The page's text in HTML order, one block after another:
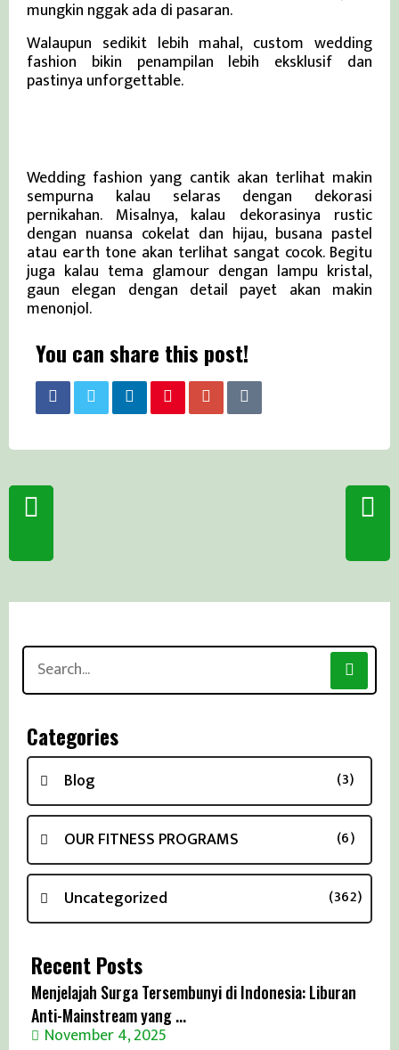
mungkin nggak ada di pasaran.
Walaupun sedikit lebih mahal, custom wedding
fashion bikin penampilan lebih eksklusif dan
pastinya unforgettable.
Wedding fashion yang cantik akan terlihat makin
sempurna kalau selaras dengan dekorasi
pernikahan. Misalnya, kalau dekorasinya rustic
dengan nuansa cokelat dan hijau, busana pastel
atau earth tone akan terlihat sangat cocok. Begitu
juga kalau tema glamour dengan lampu kristal,
gaun elegan dengan detail payet akan makin
menonjol.
You can share this post!
Categories
Blog (3)
OUR FITNESS PROGRAMS (6)
Uncategorized (362)
Search
for:
Recent Posts
Menjelajah Surga Tersembunyi di Indonesia: Liburan
Anti-Mainstream yang ...
November 4, 2025